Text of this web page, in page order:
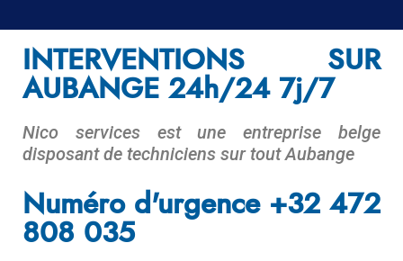
INTERVENTIONS SUR
AUBANGE 24h/24 7j/7
Nico services est une entreprise belge
disposant de techniciens sur toutAubange
Numéro d'urgence +32 472
808 035